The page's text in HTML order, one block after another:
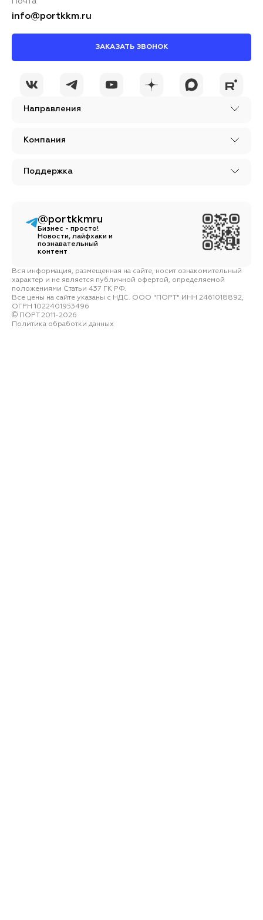
конфиденциальности
КОММЕНТАРИЙ
Направления
Компания
Поддержка
info@portkkm.ru
ЗАКАЗАТЬ ЗВОНОК
Вся информация, размещенная на сайте, носит ознакомительный
характер и не является публичной офертой, определяемой
положениями Статьи 437 ГК РФ.
Все цены на сайте указаны с НДС. ООО "ПОРТ" ИНН 2461018892,
ОГРН 1022401953496
ПОРТ 2011-2026
Политика обработки данных
@portkkmru
Бизнес - просто!
Новости, лайфхаки и
познавательный
контент